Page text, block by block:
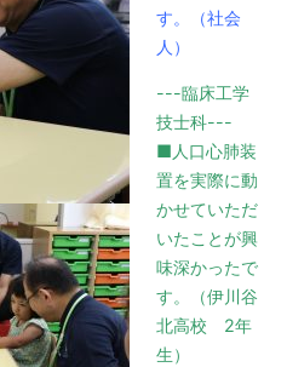
す。（社会
人）
---臨床工学
技士科---
■人口心肺装
置を実際に動
かせていただ
いたことが興
味深かったで
す。（伊川谷
北高校 2年
生）